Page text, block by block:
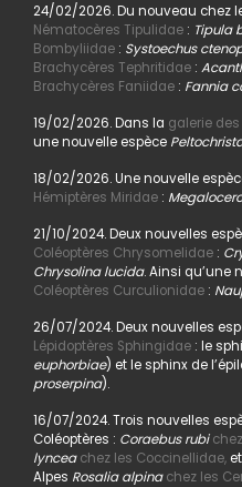
24/02/2026. Du nouveau chez
Nématocères Tipulidae: Tipula
Bombyliidae: Systoechus
Brachycères Tephritidae:
Brachycères Faniidae: Fannia
19/02/2026. Dans la galerie
une nouvelle espèce
18/02/2026. Une nouvelle
Hémiptères Miridae:
21/10/2024. Deux nouvelles
Coléoptères Chrysomelidae:
Chrysolina lucida. Ainsi qu’une
Coléoptères Curculionidae :
26/07/2024. Deux nouvelles
Lépidoptères Sphingidae: le
euphorbiae) et le sphinx de
proserpina).
16/07/2024. Trois nouvelles
Coléoptères : Coraebus rubi
lyncea chez les Coccinellidae,et
Alpes Rosalia alpina chez les